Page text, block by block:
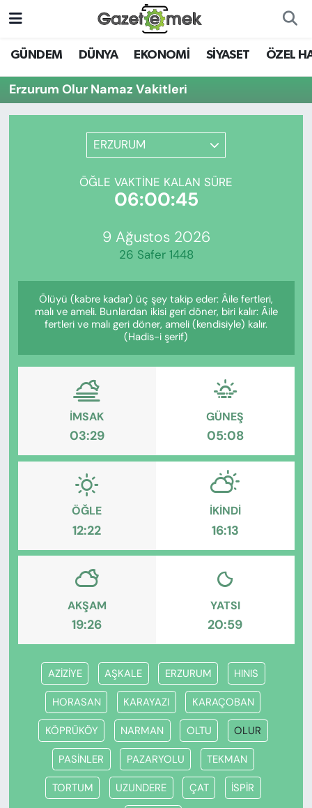
GÜNDEM DÜNYA EKONOMİ SİYASET ÖZEL
Erzurum Olur Namaz Vakitleri
ERZURUM
ÖĞLE VAKTINE KALAN SÜRE
06:00:45
9 Ağustos 2026
26 Safer 1448
Ölüyü (kabre kadar) üç şey takip eder: Âile fertleri,
malı ve ameli. Bunlardan ikisi geri döner, biri kalır: Âile
fertleri ve malı geri döner, ameli (kendisiyle) kalır.
(Hadis-i şerif)
İMSAK
03:29
GÜNEŞ
05:08
ÖĞLE
12:22
İKINDI
16:13
AKŞAM
19:26
YATSI
20:59
AZİZİYE AŞKALE ERZURUM HINIS
HORASAN KARAYAZI KARAÇOBAN
KÖPRÜKÖY NARMAN OLTU OLUR
PASİNLER PAZARYOLU TEKMAN
TORTUM UZUNDERE ÇAT İSPİR
DÜNYA
EKONOMİ
YENİ MEDYADA EMEK
GAZETECİLİĞİNİ GELİŞTİRMEK
EĞİTİM
KADIN
SAĞLIK
KÜLTÜR-SANAT
MAGAZİN
ÖZEL HABER
YAZAR KÖŞESİ
SİYASET
VAN VE DİYARBAKIR HABERLERİ
Nöbetçi Eczaneler
Hava Durumu
Trafik Durumu
Süper Lig Puan Durumu ve Fikstür
Tüm Manşetler
Haber Arşivi